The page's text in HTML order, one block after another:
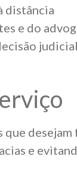
distância
e do
e